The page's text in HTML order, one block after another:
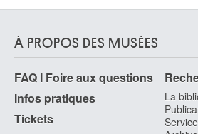
À PROPOS DES MUSÉES
FAQ I Foire aux questions
Infos pratiques
Tickets
La